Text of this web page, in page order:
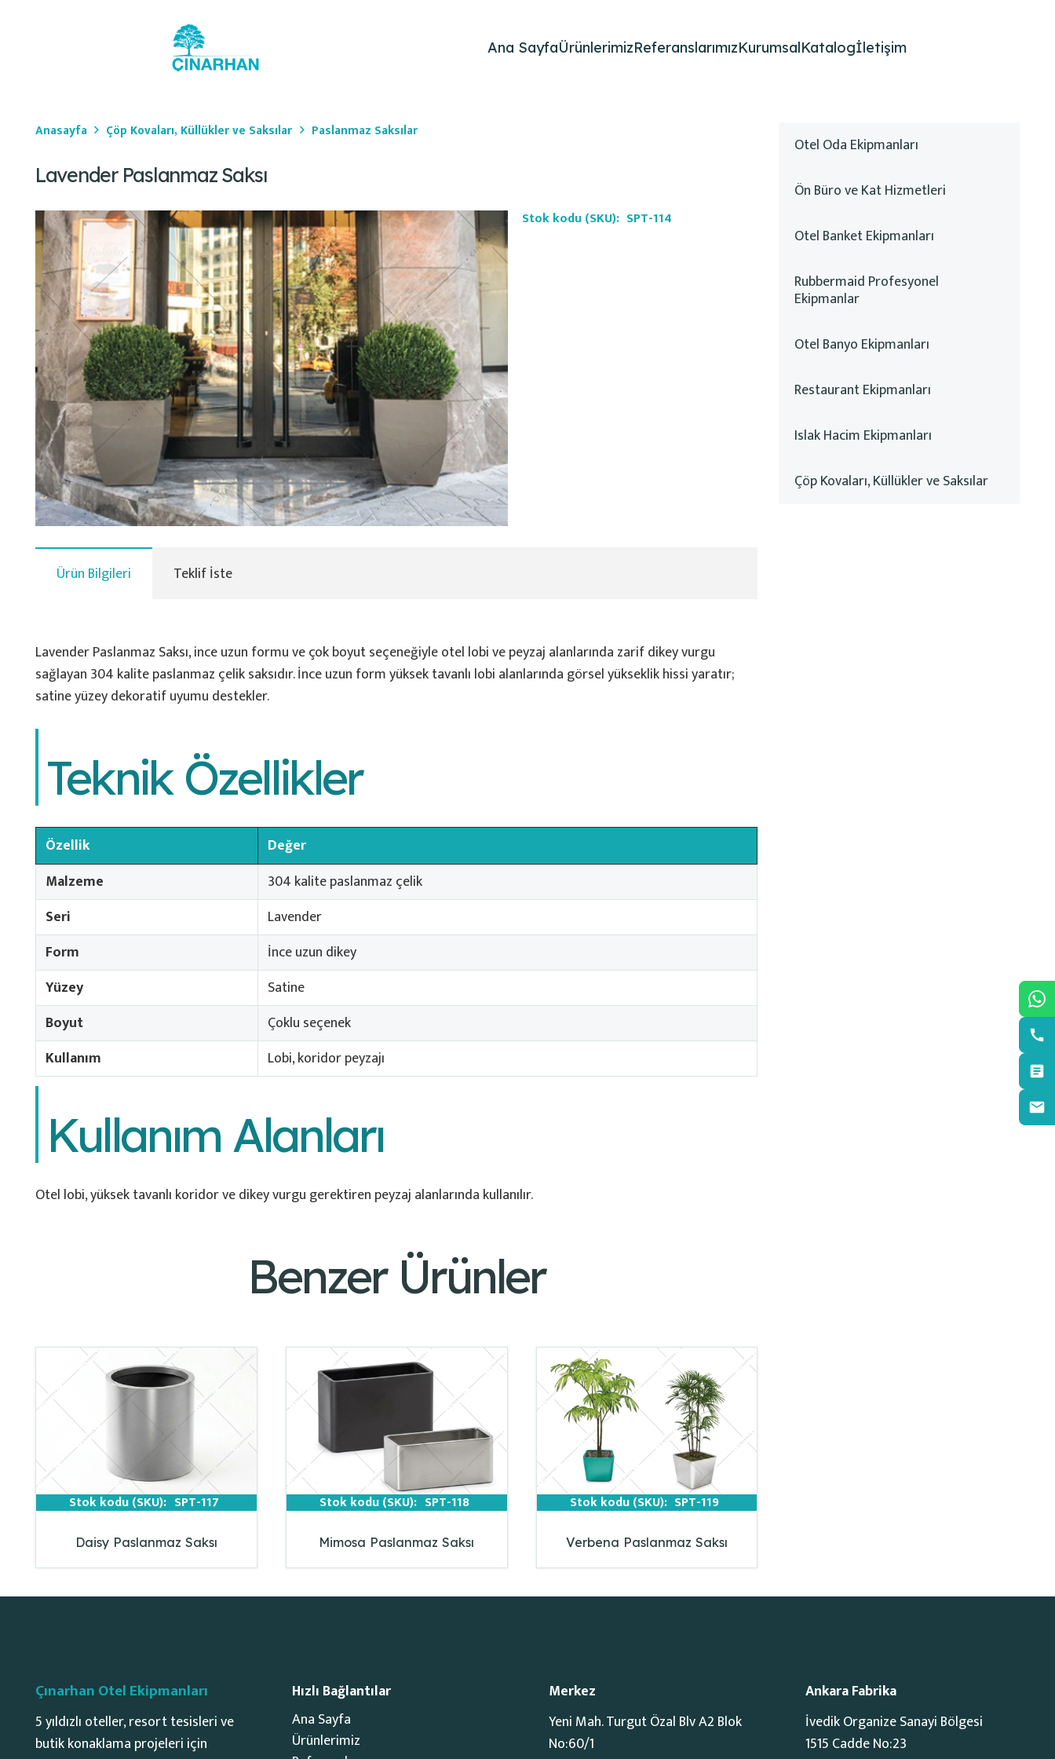
Ana SayfaÜrünlerimizReferanslarımızKurumsalKatalogİletişim
Anasayfa Çöp Kovaları, Küllükler ve Saksılar Paslanmaz Saksılar
Lavender Paslanmaz Saksı
Stok kodu (SKU): SPT-114
Ürün Bilgileri Teklif İste
Lavender Paslanmaz Saksı, ince uzun formu ve çok boyut seçeneğiyle otel lobi ve peyzaj alanlarında zarif dikey vurgu
sağlayan 304 kalite paslanmaz çelik saksıdır. İnce uzun form yüksek tavanlı lobi alanlarında görsel yükseklik hissi yaratır;
satine yüzey dekoratif uyumu destekler.
Teknik Özellikler
Özellik
Değer
Malzeme
304 kalite paslanmaz çelik
Seri
Lavender
Form
İnce uzun dikey
Yüzey
Satine
Boyut
Çoklu seçenek
Kullanım
Lobi, koridor peyzajı
Kullanım Alanları
Otel lobi, yüksek tavanlı koridor ve dikey vurgu gerektiren peyzaj alanlarında kullanılır.
Benzer Ürünler
Stok kodu (SKU): SPT-117
Daisy Paslanmaz Saksı
Stok kodu (SKU): SPT-118
Mimosa Paslanmaz Saksı
Stok kodu (SKU): SPT-119
Verbena Paslanmaz Saksı
Otel Oda Ekipmanları
Ön Büro ve Kat Hizmetleri
Otel Banket Ekipmanları
Rubbermaid Profesyonel
Ekipmanlar
Otel Banyo Ekipmanları
Restaurant Ekipmanları
Islak Hacim Ekipmanları
Çöp Kovaları, Küllükler ve Saksılar
Çınarhan Otel Ekipmanları
5 yıldızlı oteller, resort tesisleri ve
butik konaklama projeleri için
Hızlı Bağlantılar
Ana Sayfa
Ürünlerimiz
Merkez
Yeni Mah. Turgut Özal Blv A2 Blok
No:60/1
Ankara Fabrika
İvedik Organize Sanayi Bölgesi
1515 Cadde No:23